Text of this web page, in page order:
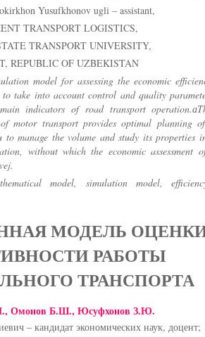
Yusufkhonov ugli – assistant,
TRANSPORT LOGISTICS,
TRANSPORT UNIVERSITY,
REPUBLIC OF UZBEKISTAN
model for assessing the economic
take into account control and quality
indicators of road transport
motor transport provides optimal planning
manage the volume and study its properties
without which the economic assessment
model, simulation model,
МОДЕЛЬ
РАБОТЫ
ТРАНСПОРТА
Омонов Б.Ш., Юсуфхонов З.Ю.
– кандидат экономических наук, доцент;